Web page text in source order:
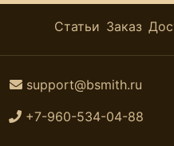
Статьи Заказ
support@bsmith.ru
+7-960-534-04-88